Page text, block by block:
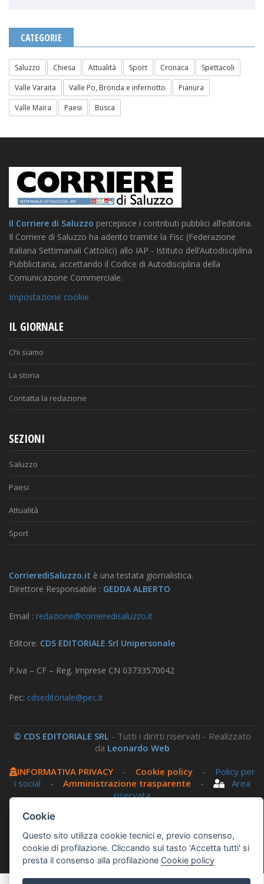
CATEGORIE
Saluzzo Chiesa Attualità Sport Cronaca
Spettacoli
Valle Varaita
Valle Po, Bronda e infernotto
Pianura
Valle Maira
Paesi Busca
Il Corriere di Saluzzo percepisce i contributi pubblici all’editoria.
Il Corriere di Saluzzo ha aderito tramite la Fisc (Federazione
Italiana Settimanali Cattolici) allo IAP - Istituto dell’Autodisciplina
Pubblicitaria, accettando il Codice di Autodisciplina della
Comunicazione Commerciale.
Impostazione cookie
IL GIORNALE
Chi siamo
La storia
Contatta la redazione
SEZIONI
Saluzzo
Paesi
Attualità
Sport
CorrierediSaluzzo.it è una testata giornalistica.
Direttore Responsabile : GEDDA ALBERTO
Email : redazione@corrieredisaluzzo.it
Editore: CDS EDITORIALE Srl Unipersonale
P.Iva – CF – Reg. Imprese CN 03733570042
Pec: cdseditoriale@pec.it
© CDS EDITORIALE SRL - Tutti i diritti riservati - Realizzato
da Leonardo Web
INFORMATIVA PRIVACY- Cookie policy- Policy per
i social - Amministrazione trasparente -
Area
riservata
DISLESSIA, Biancoenero ®, una font italiana ad Alta
Leggibilità.
Cookie
Questo sito utilizza cookie tecnici e, previo consenso,
cookie di profilazione. Cliccando sul tasto 'Accetta tutti' si
presta il consenso alla profilazione Cookie policy